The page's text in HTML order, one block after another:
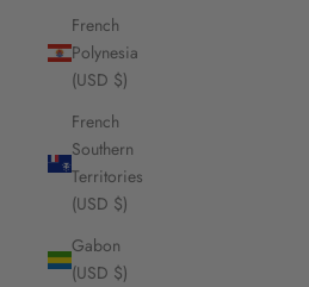
French
Polynesia
(USD $)
French
Southern
Territories
(USD $)
Gabon
(USD $)